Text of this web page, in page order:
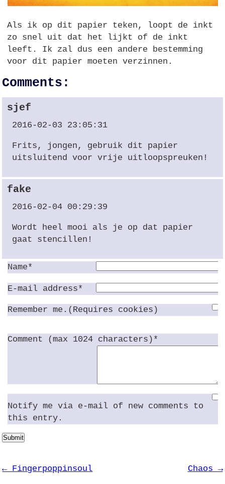
Als ik op dit papier teken, loopt de inkt
zo snel uit dat het lijkt of de inkt
leeft. Ik zal dus een andere bestemming
voor dit papier moeten verzinnen.
Comments:
sjef
2016-02-03 23:05:31
Frits, jongen, gebruik dit papier
uitsluitend voor vrije uitloopspreuken!
fake
2016-02-04 00:29:39
Wordt heel mooi als je op dat papier
gaat stencillen!
Name*
E-mail address*
Remember me.(Requires cookies)
Comment (max 1024 characters)*
Notify me via e-mail of new comments to
this entry.
Submit
← Fingerpoppinsoul Chaos →